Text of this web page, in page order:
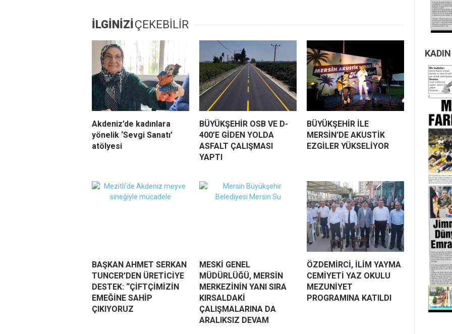
İLGİNİZİÇEKEBİLİR
Akdeniz’de kadınlara
yönelik ‘Sevgi Sanatı’
atölyesi
BÜYÜKŞEHİR OSB VE D-
400’E GİDEN YOLDA
ASFALT ÇALIŞMASI
YAPTI
BÜYÜKŞEHİR İLE
MERSİN’DE AKUSTİK
EZGİLER YÜKSELİYOR
BAŞKAN AHMET SERKAN
TUNCER’DEN ÜRETİCİYE
DESTEK: “ÇİFTÇİMİZİN
EMEĞİNE SAHİP
ÇIKIYORUZ
MESKİ GENEL
MÜDÜRLÜĞÜ, MERSİN
MERKEZİNİN YANI SIRA
KIRSALDAKİ
ÇALIŞMALARINA DA
ARALIKSIZ DEVAM
ÖZDEMİRCİ, İLİM YAYMA
CEMİYETİ YAZ OKULU
MEZUNİYET
PROGRAMINA KATILDI